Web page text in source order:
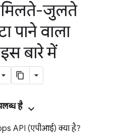
मिलते-जुलते
पाने वाला
बारे में
है
API (एपीआई) क्या है?